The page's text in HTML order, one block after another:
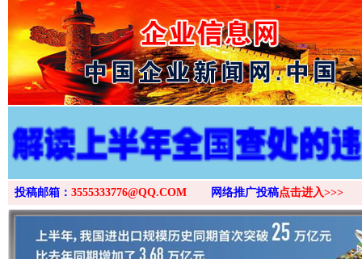
>
投稿邮箱： 3555333776@QQ.COM 网络推广投稿点击进入>>>